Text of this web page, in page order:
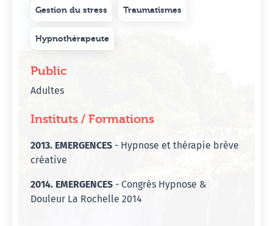
Gestion du stress Traumatismes
Hypnothérapeute
Public
Adultes
Instituts / Formations
2013. EMERGENCES - Hypnose et thérapie brève
créative
2014. EMERGENCES - Congrès Hypnose &
Douleur La Rochelle 2014